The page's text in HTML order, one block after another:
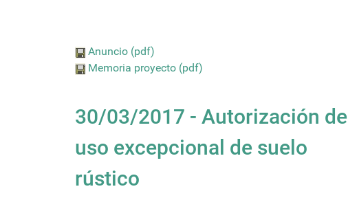
Anuncio (pdf)
Memoria proyecto (pdf)
30/03/2017 - Autorización de
uso excepcional de suelo
rústico